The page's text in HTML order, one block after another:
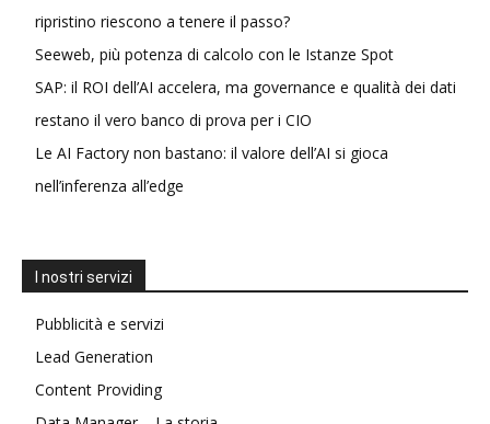
ripristino riescono a tenere il passo?
Seeweb, più potenza di calcolo con le Istanze Spot
SAP: il ROI dell’AI accelera, ma governance e qualità dei dati
restano il vero banco di prova per i CIO
Le AI Factory non bastano: il valore dell’AI si gioca
nell’inferenza all’edge
I nostri servizi
Pubblicità e servizi
Lead Generation
Content Providing